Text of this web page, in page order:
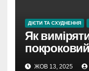
ДІЄТИ ТА СХУДНЕННЯ
Як
ЖОВ 13, 2025